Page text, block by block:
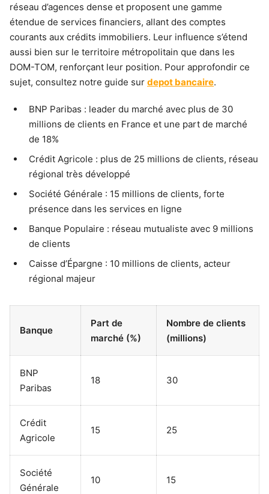
réseau d’agences dense et proposent une gamme
étendue de services financiers, allant des comptes
courants aux crédits immobiliers. Leur influence s’étend
aussi bien sur le territoire métropolitain que dans les
DOM-TOM, renforçant leur position. Pour approfondir ce
sujet, consultez notre guide sur depot bancaire.
BNP Paribas : leader du marché avec plus de 30
millions de clients en France et une part de marché
de 18%
Crédit Agricole : plus de 25 millions de clients, réseau
régional très développé
Société Générale : 15 millions de clients, forte
présence dans les services en ligne
Banque Populaire : réseau mutualiste avec 9 millions
de clients
Caisse d’Épargne : 10 millions de clients, acteur
régional majeur
Banque
Part de
marché (%)
Nombre de clients
(millions)
BNP
Paribas
18 30
Crédit
Agricole
15 25
Société
Générale
10 15